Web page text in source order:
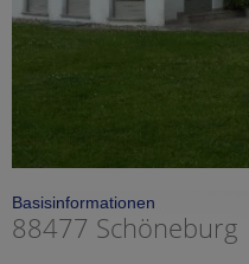
Basisinformationen
88477 Schöneburg